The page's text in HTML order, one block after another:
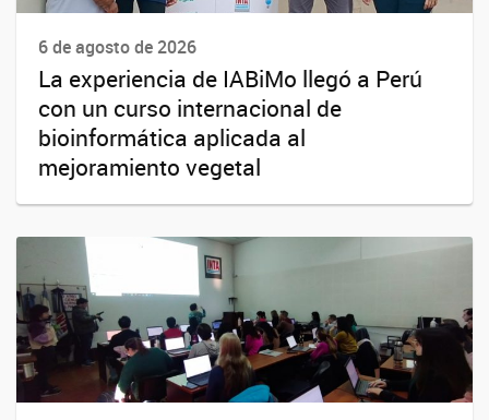
6 de agosto de 2026
La experiencia de IABiMo llegó a Perú
con un curso internacional de
bioinformática aplicada al
mejoramiento vegetal